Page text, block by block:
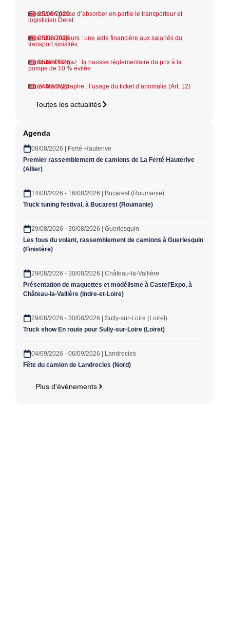
05/08/2026
Geodis en passe d’absorber en partie le transporteur et
logisticien Deret
05/08/2026
Incendies majeurs : une aide financière aux salariés du
transport sinistrés
05/08/2026
Carburant biogaz : la hausse réglementaire du prix à la
pompe de 10 % évitée
24/07/2026
Chronotachygraphe : l’usage du ticket d’anomalie (Art. 12)
Toutes les actualités
Agenda
08/08/2026 | Ferté-Hauterive
Premier rassemblement de camions de La Ferté Hauterive
(Allier)
14/08/2026 - 16/08/2026 | Bucarest (Roumanie)
Truck tuning festival, à Bucarest (Roumanie)
29/08/2026 - 30/08/2026 | Guerlesquin
Les fous du volant, rassemblement de camions à Guerlesquin
(Finistère)
29/08/2026 - 30/08/2026 | Château-la-Vallière
Présentation de maquettes et modélisme à Castel’Expo, à
Château-la-Vallière (Indre-et-Loire)
29/08/2026 - 30/08/2026 | Sully-sur-Loire (Loiret)
Truck show En route pour Sully-sur-Loire (Loiret)
04/09/2026 - 06/09/2026 | Landrecies
Fête du camion de Landrecies (Nord)
Plus d'évènements